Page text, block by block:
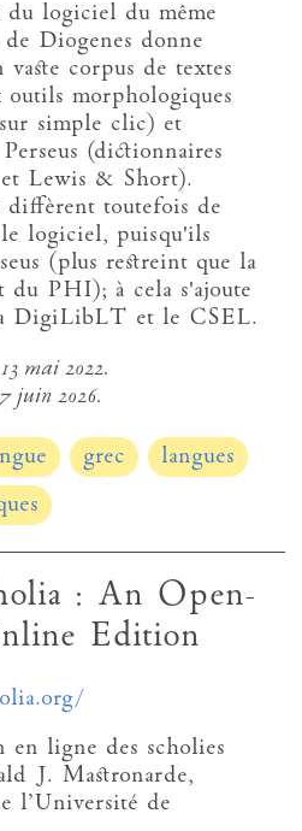
du logiciel du même
Diogenes donne
vaste corpus de textes
outils morphologiques
simple clic) et
(dictionnaires
Lewis & Short).
diffèrent toutefois de
logiciel, puisqu'ils
(plus restreint que la
PHI); à cela s'ajoute
DigiLibLT et le CSEL.
13 mai 2022.
7 juin 2026.
grec
langues
: An Open-
Edition
en ligne des scholies
J. Mastronarde,
l’Université de